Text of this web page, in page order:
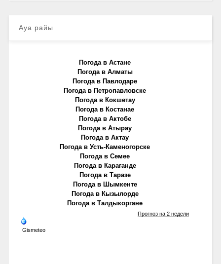
Ауа райы
Погода в Астане
Погода в Алматы
Погода в Павлодаре
Погода в Петропавловске
Погода в Кокшетау
Погода в Костанае
Погода в Актобе
Погода в Атырау
Погода в Актау
Погода в Усть-Каменогорске
Погода в Семее
Погода в Караганде
Погода в Таразе
Погода в Шымкенте
Погода в Кызылорде
Погода в Талдыкоргане
Gismeteo
Прогноз на 2 недели